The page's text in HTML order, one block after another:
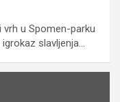
vrh u Spomen-parku
slavljenja…